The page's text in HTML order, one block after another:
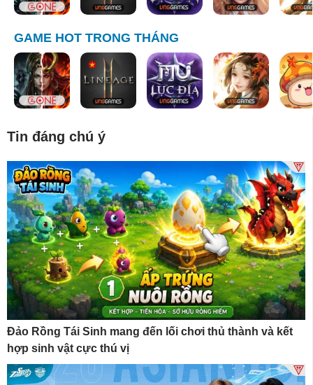
GAME HOT TRONG THÁNG
Tin đáng chú ý
Đảo Rồng Tái Sinh mang đến lối chơi thủ thành và kết
hợp sinh vật cực thú vị